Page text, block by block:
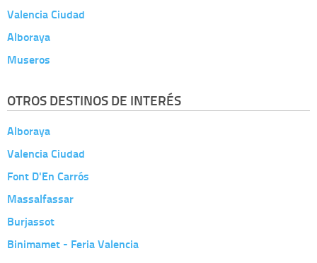
Valencia Ciudad
Alboraya
Museros
OTROS DESTINOS DE INTERÉS
Alboraya
Valencia Ciudad
Font D'En Carrós
Massalfassar
Burjassot
Binimamet - Feria Valencia